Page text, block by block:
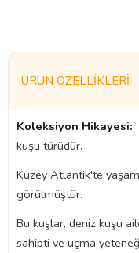
ÜRÜN ÖZELLIKLERI
Koleksiyon Hikayesi:
kuşu türüdür.
Kuzey Atlantik'te
görülmüştür.
Bu kuşlar, deniz kuşu
sahipti ve uçma